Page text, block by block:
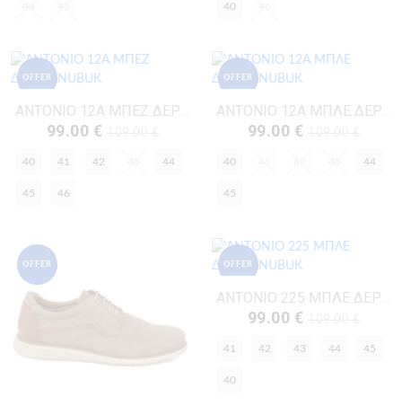
40
OFFER
ANTONIO 12A ΜΠΕΖ ΔΕΡΜΑ-NUBUK
99.00 €
40 41 42 44
45 46
OFFER
ANTONIO 12A ΜΠΛΕ ΔΕΡΜΑ-NUBUK
99.00 €
40 44
45
OFFER OFFER
ANTONIO 225 ΜΠΛΕ ΔΕΡΜΑ-NUBUK
99.00 €
41 42 43 44 45
40